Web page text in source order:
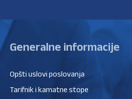
Generalne informacije
Opšti uslovi poslovanja
Tarifnik i kamatne stope